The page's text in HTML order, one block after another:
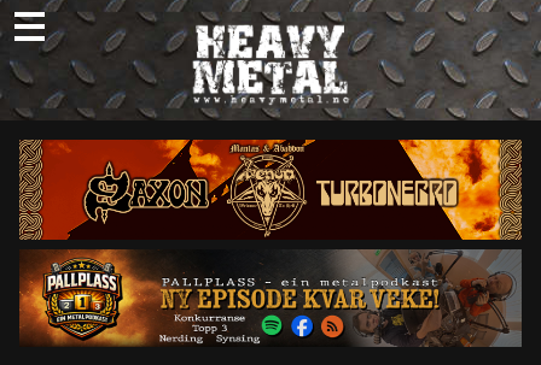
Skip
to
content
Nyheter
Omtaler
Intervjuer
Om oss
Abonner
Søk